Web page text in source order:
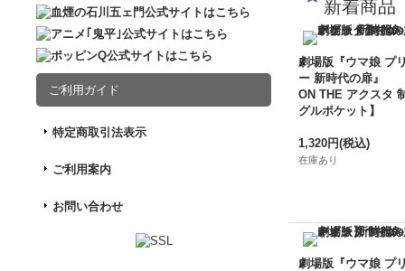
ご利用ガイド
特定商取引法表示
ご利用案内
お問い合わせ
新着商品
劇場版『ウマ娘 プ
ー 新時代の扉』
ON THE アクスタ
グルポケット】
1,320円(税込)
在庫あり
劇場版『ウマ娘 プ